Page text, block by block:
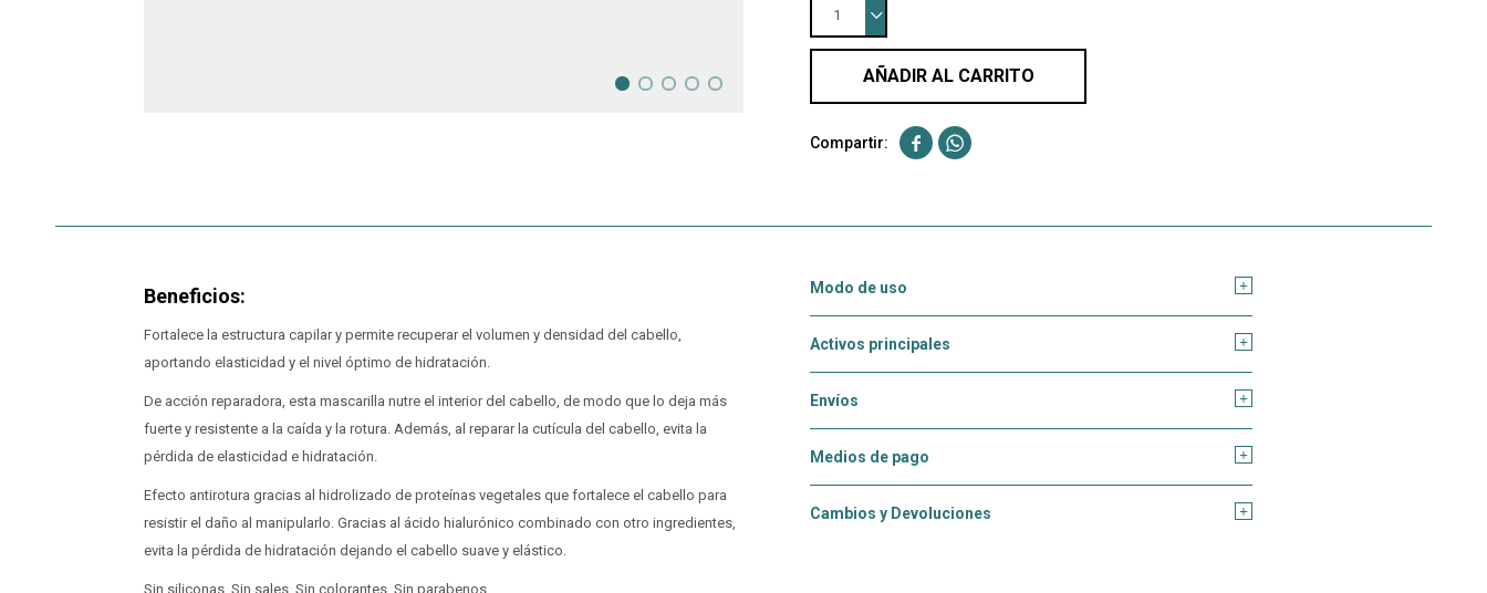
1
AÑADIR AL CARRITO
 
Beneficios:
Fortalece la estructura capilar y permite recuperar el volumen y densidad del cabello,
aportando elasticidad y el nivel óptimo de hidratación.
De acción reparadora, esta mascarilla nutre el interior del cabello, de modo que lo deja más
fuerte y resistente a la caída y la rotura. Además, al reparar la cutícula del cabello, evita la
pérdida de elasticidad e hidratación.
Efecto antirotura gracias al hidrolizado de proteínas vegetales que fortalece el cabello para
resistir el daño al manipularlo. Gracias al ácido hialurónico combinado con otro ingredientes,
evita la pérdida de hidratación dejando el cabello suave y elástico.
Sin siliconas. Sin sales. Sin colorantes. Sin parabenos
Modo de uso
Activos principales
Envíos
Medios de pago
Cambios y Devoluciones